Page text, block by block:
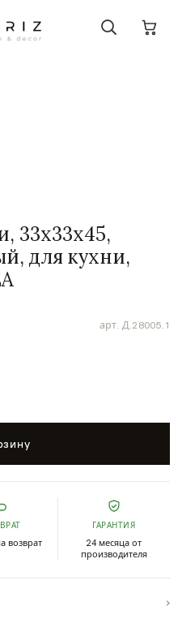
арт. Д.28005.1
33х33х45,
для кухни,
возврат
ГАРАНТИЯ
24 месяца от
производителя
›